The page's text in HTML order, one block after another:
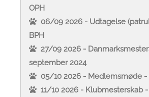
OPH
06/09 2026 - Udtagelse
BPH
27/09 2026 -
september 2024
05/10 2026 - Medlemsmøde -
11/10 2026 - Klubmesterskab -